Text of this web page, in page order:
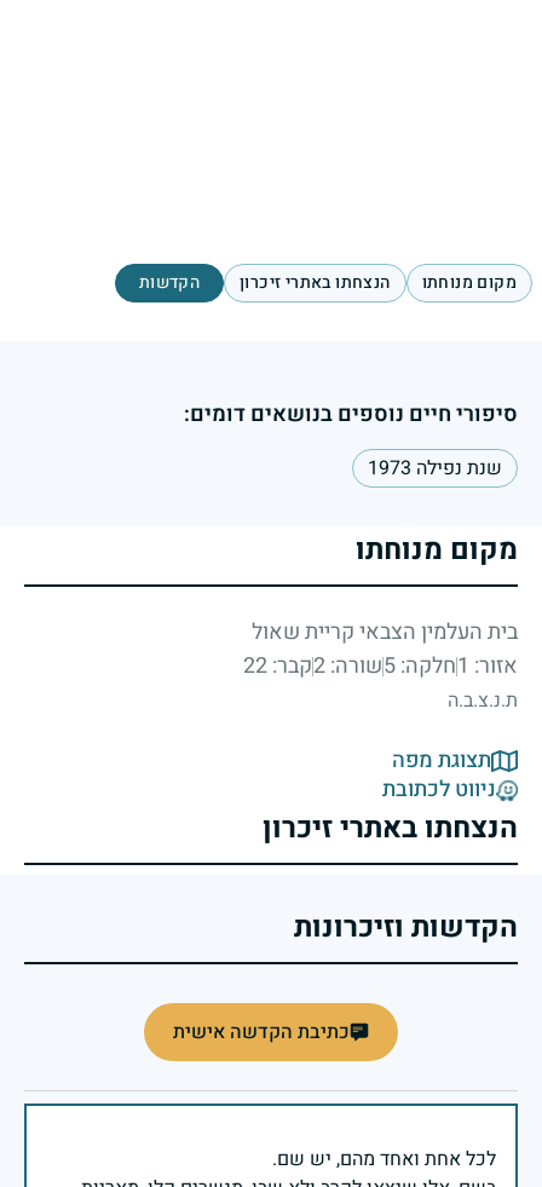
מקום מנוחתו הנצחתו באתרי זיכרון הקדשות
סיפורי חיים נוספים בנושאים דומים:
שנת נפילה 1973
מקום מנוחתו
בית העלמין הצבאי קריית שאול
אזור: 1
חלקה: 5 שורה: 2 קבר: 22
ת.נ.צ.ב.ה
תצוגת מפה
ניווט לכתובת
הנצחתו באתרי זיכרון
הקדשות וזיכרונות
כתיבת הקדשה אישית